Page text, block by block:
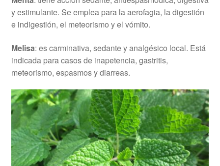
y estimulante. Se emplea para la aerofagia, la digestión
e indigestión, el meteorismo y el vómito.
Melisa: es carminativa, sedante y analgésico local. Está
indicada para casos de inapetencia, gastritis,
meteorismo, espasmos y diarreas.